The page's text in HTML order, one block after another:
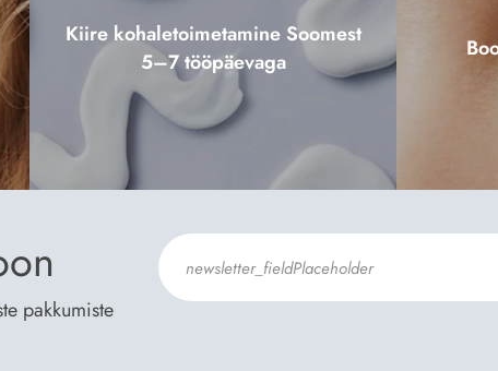
Kiire kohaletoimetamine Soomest
5–7 tööpäevaga
pakkumiste